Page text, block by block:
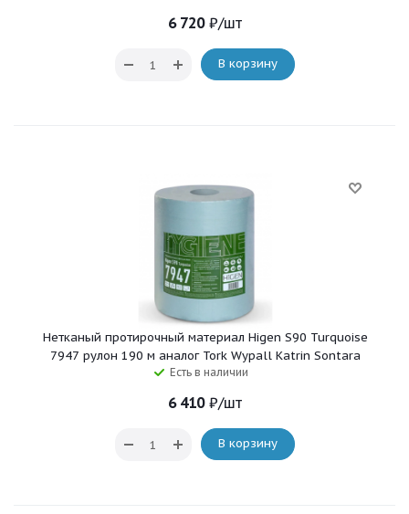
6 720₽/шт
В корзину
Нетканый протирочный материал Higen S90 Turquoise
7947 рулон 190 м аналог Tork Wypall Katrin Sontara
Есть в наличии
6 410₽/шт
В корзину